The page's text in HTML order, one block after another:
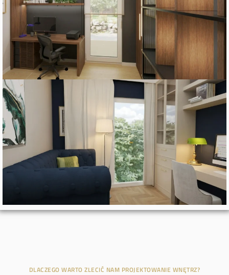
DLACZEGO WARTO ZLECIĆ NAM PROJEKTOWANIE WNĘTRZ?